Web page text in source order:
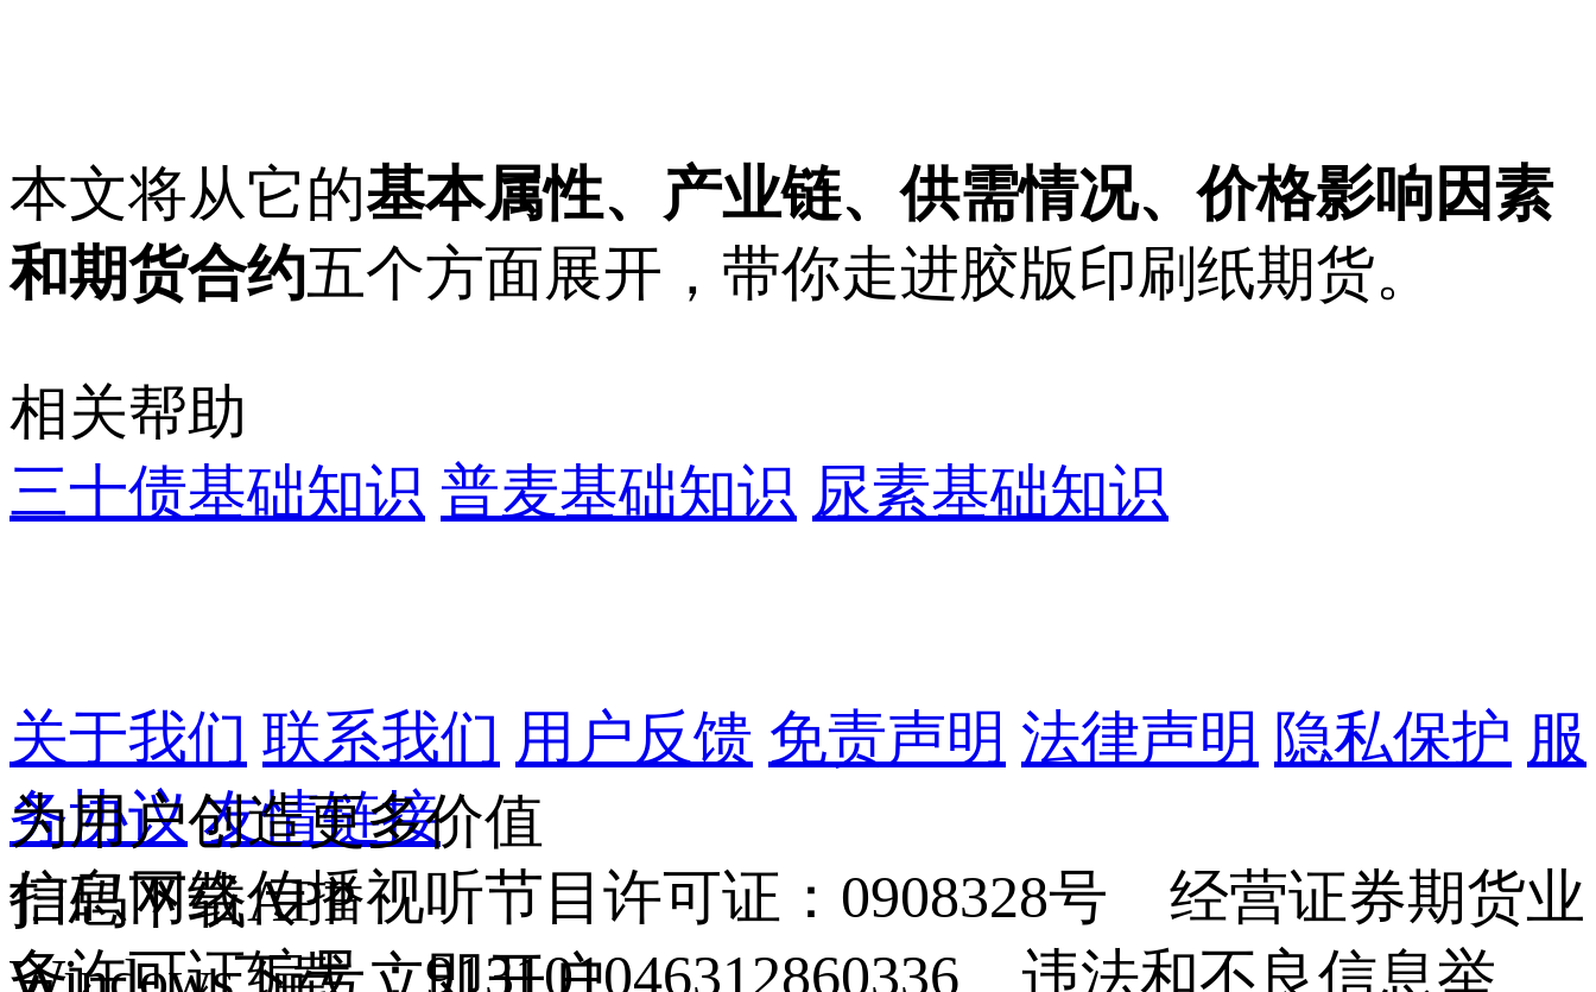
本文将从它的基本属性、产业链、供需情况、价格影响因素
和期货合约五个方面展开，带你走进胶版印刷纸期货。
相关帮助
三十债基础知识 普麦基础知识 尿素基础知识
关于我们 联系我们 用户反馈 免责声明 法律声明 隐私保护 服
务协议 友情链接
信息网络传播视听节目许可证：0908328号 经营证券期货业
务许可证编号：913101046312860336 违法和不良信息举
为用户创造更多价值
扫码下载APP